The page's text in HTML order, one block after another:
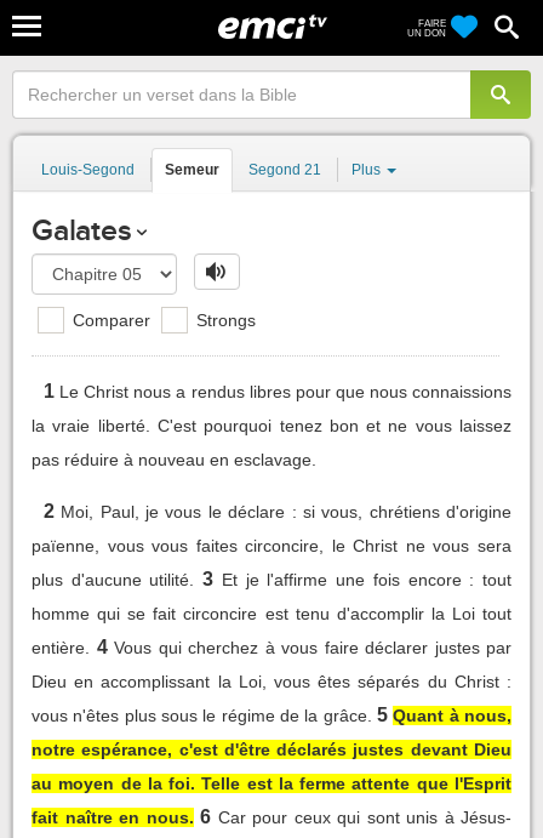
FAIRE
UN DON
Louis-Segond Semeur Segond 21 Plus
Galates
Comparer Strongs
1 Le Christ nous a rendus libres pour que nous connaissions
la vraie liberté. C'est pourquoi tenez bon et ne vous laissez
pas réduire à nouveau en esclavage.
2 Moi, Paul, je vous le déclare : si vous, chrétiens d'origine
païenne, vous vous faites circoncire, le Christ ne vous sera
plus d'aucune utilité.
3 Et je l'affirme une fois encore : tout
homme qui se fait circoncire est tenu d'accomplir la Loi tout
entière.
4 Vous qui cherchez à vous faire déclarer justes par
Dieu en accomplissant la Loi, vous êtes séparés du Christ :
vous n'êtes plus sous le régime de la grâce. 5 Quant à nous,
notre espérance, c'est d'être déclarés justes devant Dieu
au moyen de la foi. Telle est la ferme attente que l'Esprit
fait naître en nous. 6 Car pour ceux qui sont unis à Jésus-